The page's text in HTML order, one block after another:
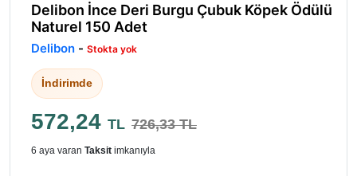
Delibon İnce Deri Burgu Çubuk Köpek Ödülü
Naturel 150 Adet
Delibon - Stokta yok
İndirimde
572,24 TL 726,33 TL
6 aya varan Taksit imkanıyla